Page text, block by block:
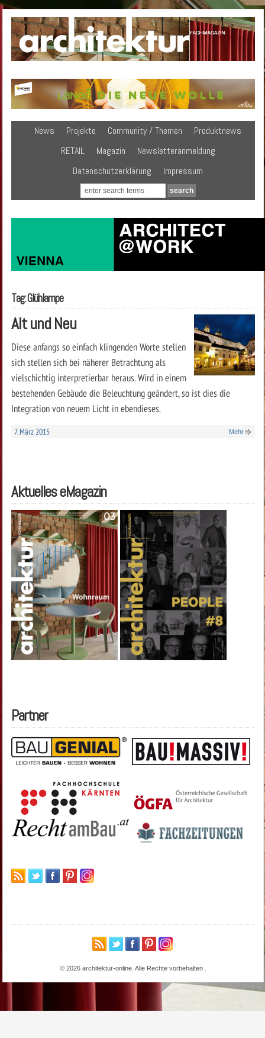
News Projekte Community / Themen
Produktnews
RETAIL
Magazin
Newsletteranmeldung
Datenschutzerklärung
Impressum
Tag: Glühlampe
Alt und Neu
Diese anfangs so einfach klingenden Worte stellen
sich stellen sich bei näherer Betrachtung als
vielschichtig interpretierbar heraus. Wird in einem
bestehenden Gebäude die Beleuchtung geändert, so ist dies die
Integration von neuem Licht in ebendieses.
7. März 2015 Mehr
Aktuelles eMagazin
Partner
© 2026 architektur-online. Alle Rechte vorbehalten .